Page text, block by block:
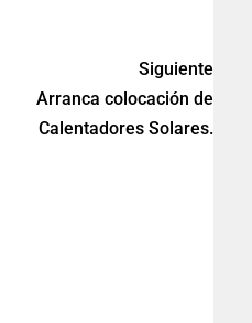
Siguiente
Arranca colocación de
Calentadores Solares.